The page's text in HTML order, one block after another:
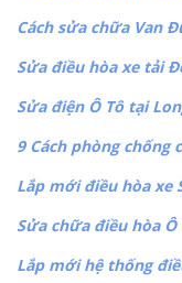
Cách sửa chữa Van
Sửa điều hòa xe tải
Sửa điện Ô Tô tại
9 Cách phòng chống
Lắp mới điều hòa xe
Sửa chữa điều hòa Ô
Lắp mới hệ thống